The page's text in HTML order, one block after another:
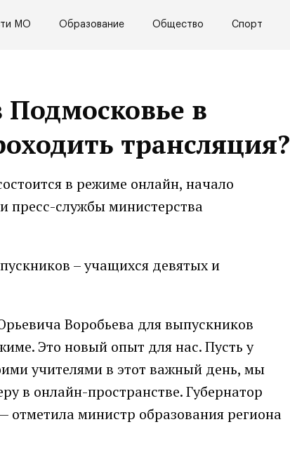
МО Образование Общество Спорт
Подмосковье в
трансляция?
в режиме онлайн, начало
пресс-службы министерства
– учащихся девятых и
Воробьева для выпускников
Это новый опыт для нас. Пусть у
учителями в этот важный день, мы
в онлайн-пространстве. Губернатор
отметила министр образования региона